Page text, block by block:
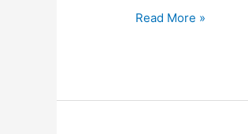
Musik
Read More »